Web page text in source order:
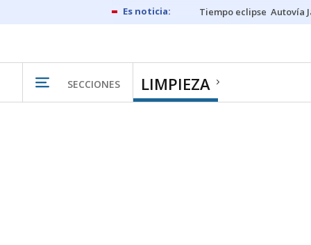
Tiempo eclipse Autovía
SECCIONES LIMPIEZA